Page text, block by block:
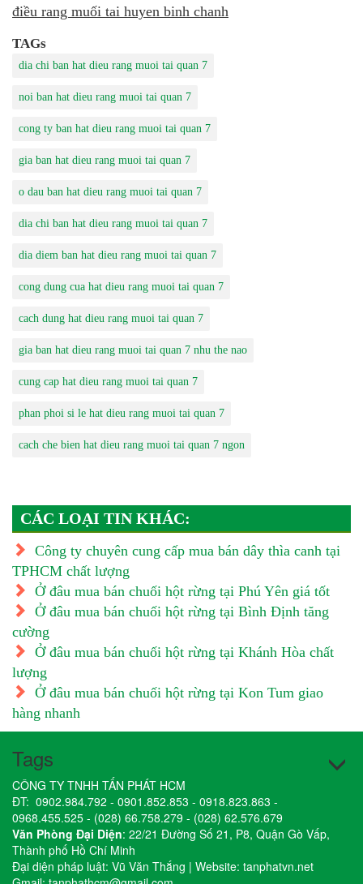
điều rang muối tai huyen binh chanh
TAGs
dia chi ban hat dieu rang muoi tai quan 7
noi ban hat dieu rang muoi tai quan 7
cong ty ban hat dieu rang muoi tai quan 7
gia ban hat dieu rang muoi tai quan 7
o dau ban hat dieu rang muoi tai quan 7
dia chi ban hat dieu rang muoi tai quan 7
dia diem ban hat dieu rang muoi tai quan 7
cong dung cua hat dieu rang muoi tai quan 7
cach dung hat dieu rang muoi tai quan 7
gia ban hat dieu rang muoi tai quan 7 nhu the nao
cung cap hat dieu rang muoi tai quan 7
phan phoi si le hat dieu rang muoi tai quan 7
cach che bien hat dieu rang muoi tai quan 7 ngon
CÁC LOẠI TIN KHÁC:
Công ty chuyên cung cấp mua bán dây thìa canh tại
TPHCM chất lượng
Ở đâu mua bán chuối hột rừng tại Phú Yên giá tốt
Ở đâu mua bán chuối hột rừng tại Bình Định tăng
cường
Ở đâu mua bán chuối hột rừng tại Khánh Hòa chất
lượng
Ở đâu mua bán chuối hột rừng tại Kon Tum giao
hàng nhanh
Tags
CÔNG TY TNHH TẤN PHÁT HCM
ĐT: 0902.984.792 - 0901.852.853 - 0918.823.863 -
0968.455.525 - (028) 66.758.279 - (028) 62.576.679
Văn Phòng Đại Diện: 22/21 Đường Số 21, P8, Quận Gò Vấp,
Thành phố Hồ Chí Minh
Đại diện pháp luật: Vũ Văn Thắng | Website: tanphatvn.net